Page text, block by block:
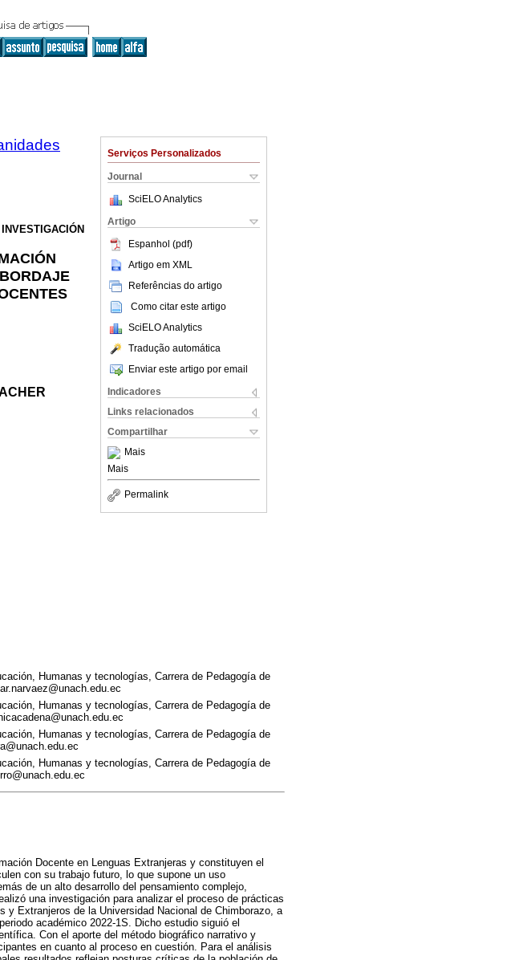
Serviços Personalizados
Journal
SciELO Analytics
Artigo
Espanhol (pdf)
Artigo em XML
Referências do artigo
Como citar este artigo
SciELO Analytics
Tradução automática
Enviar este artigo por email
Indicadores
Links relacionados
Compartilhar
Mais
Mais
Permalink
Humanas y tecnologías, Carrera de Pedagogía de
Humanas y tecnologías, Carrera de Pedagogía de
Humanas y tecnologías, Carrera de Pedagogía de
Humanas y tecnologías, Carrera de Pedagogía de
Docente en Lenguas Extranjeras y constituyen el
con su trabajo futuro, lo que supone un uso
de un alto desarrollo del pensamiento complejo,
una investigación para analizar el proceso de prácticas
y Extranjeros de la Universidad Nacional de Chimborazo, a
académico 2022-1S. Dicho estudio siguió el
Con el aporte del método biográfico narrativo y
en cuanto al proceso en cuestión. Para el análisis